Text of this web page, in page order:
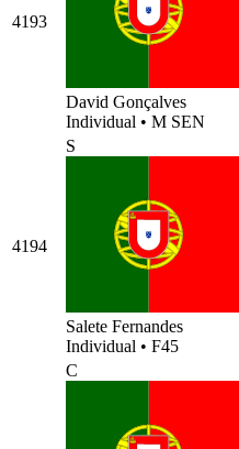
4193
David Gonçalves
Individual • M SEN
4194
S
Salete Fernandes
Individual • F45
C